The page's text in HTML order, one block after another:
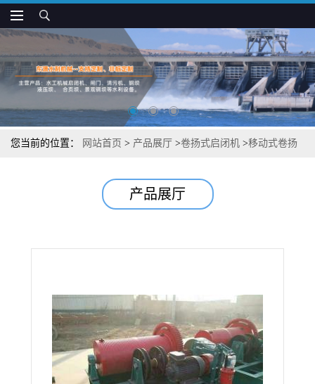
您当前的位置： 网站首页 > 产品展厅 >卷扬式启闭机 >移动式卷扬
产品展厅